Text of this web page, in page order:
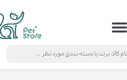
حساب کاربری من